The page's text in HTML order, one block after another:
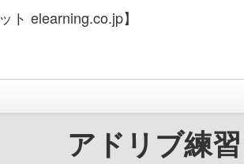
ト elearning.co.jp】
アドリブ練